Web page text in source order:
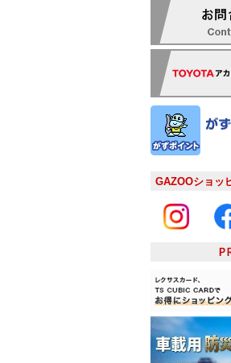
GAZOOショッ